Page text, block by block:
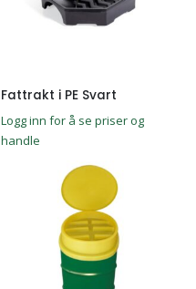
Fattrakt i PE Svart
Logg inn for å se priser og
handle